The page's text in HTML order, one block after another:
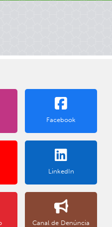
Facebook
LinkedIn
Canal de Denúncia